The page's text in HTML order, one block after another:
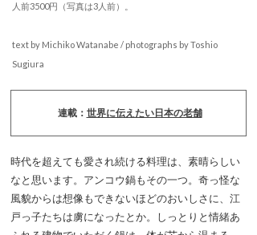
人前3500円（写真は3人前）。
text by Michiko Watanabe / photographs by Toshio
Sugiura
連載： 世界に伝えたい日本の老舗
時代を超えても愛され続ける料理は、素晴らしい
なと思います。アンコウ鍋もその一つ。奇っ怪な
風貌からは想像もできないほどのおいしさに、江
戸っ子たちは虜になったとか。しっとりと情緒あ